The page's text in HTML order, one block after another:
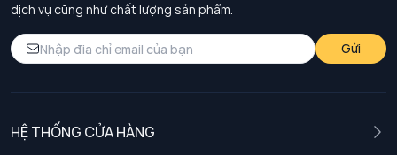
dịch vụ cũng như chất lượng sản phẩm.
Gửi
HỆ THỐNG CỬA HÀNG